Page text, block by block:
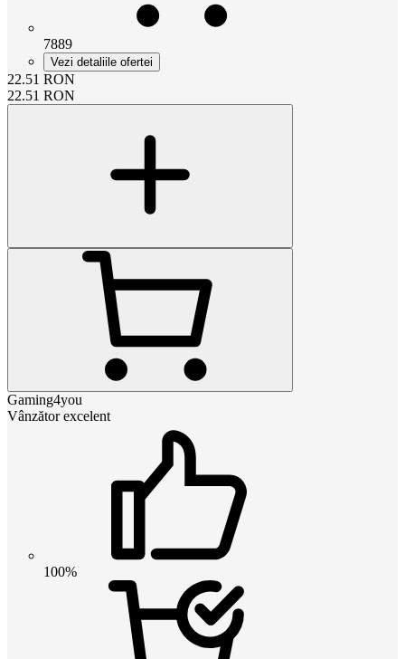
7889
Vezi detaliile ofertei
22.51 RON
22.51 RON
Gaming4you
Vânzător excelent
100%